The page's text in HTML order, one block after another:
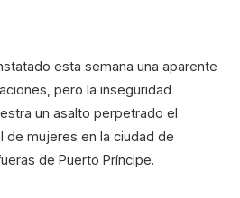
esta semana una aparente
pero la inseguridad
un asalto perpetrado el
de mujeres en la ciudad de
de Puerto Príncipe.